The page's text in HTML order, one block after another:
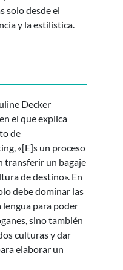
solo desde el
y la estilística.
Decker
el que explica
de
«[E]s un proceso
transferir un bagaje
de destino». En
debe dominar las
lengua para poder
sino también
culturas y dar
elaborar un